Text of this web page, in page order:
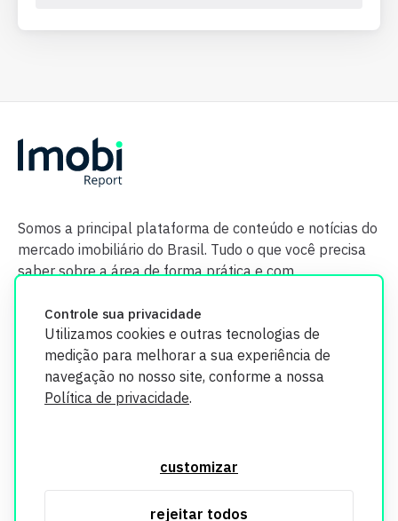
Controle sua privacidade
Utilizamos cookies e outras tecnologias de
medição para melhorar a sua experiência de
navegação no nosso site, conforme a nossa
Política de privacidade.
customizar
rejeitar todos
Somos a principal plataforma de conteúdo e notícias do
mercado imobiliário do Brasil. Tudo o que você precisa
saber sobre a área de forma prática e com
segurança. Todos os dados coletados em nosso site são
utilizados exclusivamente para fins de aprimoramento de
informações, consulte nossa Política de Privacidade.